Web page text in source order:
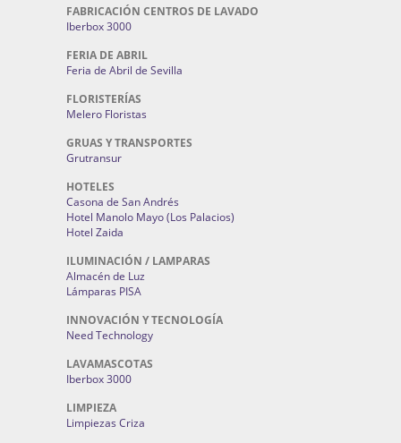
FABRICACIÓN CENTROS DE LAVADO
Iberbox 3000
FERIA DE ABRIL
Feria de Abril de Sevilla
FLORISTERÍAS
Melero Floristas
GRUAS Y TRANSPORTES
Grutransur
HOTELES
Casona de San Andrés
Hotel Manolo Mayo (Los Palacios)
Hotel Zaida
ILUMINACIÓN / LAMPARAS
Almacén de Luz
Lámparas PISA
INNOVACIÓN Y TECNOLOGÍA
Need Technology
LAVAMASCOTAS
Iberbox 3000
LIMPIEZA
Limpiezas Criza